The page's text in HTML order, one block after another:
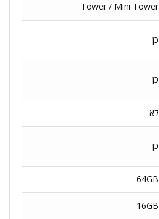
Tower / Mini Tower
כן
כן
לא
כן
64GB
16GB